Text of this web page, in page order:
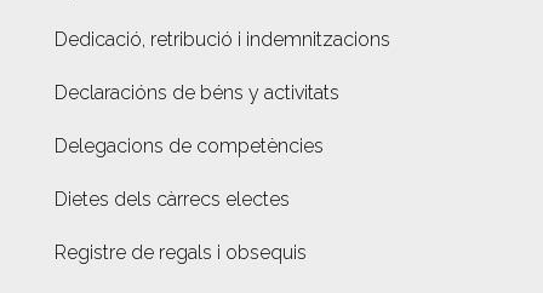
Dedicació, retribució i indemnitzacions
Declaracións de béns y activitats
Delegacions de competències
Dietes dels càrrecs electes
Registre de regals i obsequis